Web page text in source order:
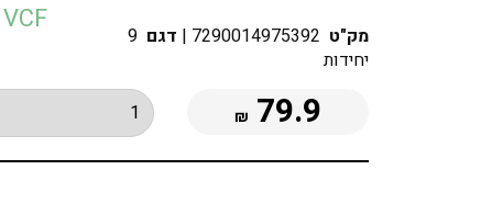
VCF מק"ט 7290014975392
| דגם 9
יחידות
79.9
₪